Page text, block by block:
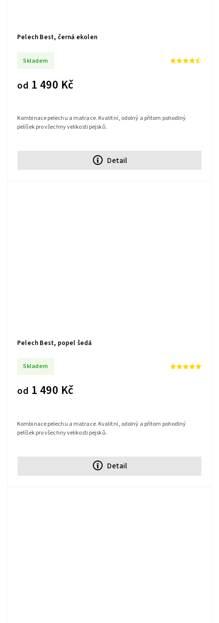
Pelech Best, černá ekolen
Skladem
od 1 490 Kč
Detail
Kombinace pelechu a matrace. Kvalitní, odolný a přitom pohodlný
pelíšek pro všechny velikosti pejsků.
Pelech Best, popel šedá
Skladem
od 1 490 Kč
Detail
Kombinace pelechu a matrace. Kvalitní, odolný a přitom pohodlný
pelíšek pro všechny velikosti pejsků.